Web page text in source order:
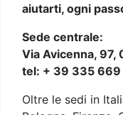
aiutarti, ogni
Sede centrale:
Via Avicenna, 97,
tel: + 39 335
Oltre le sedi in